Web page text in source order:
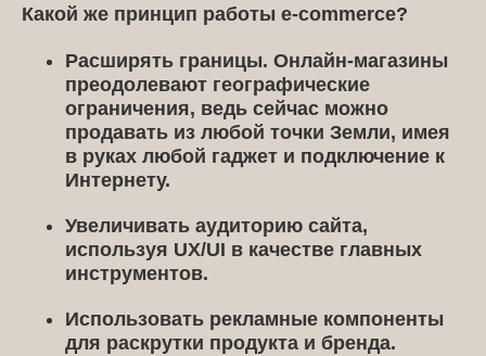
Какой же принцип работы e-commerce?
Расширять границы. Онлайн-магазины
преодолевают географические
ограничения, ведь сейчас можно
продавать из любой точки Земли, имея
в руках любой гаджет и подключение к
Интернету.
Увеличивать аудиторию сайта,
используя UX/UI в качестве главных
инструментов.
Использовать рекламные компоненты
для раскрутки продукта и бренда.